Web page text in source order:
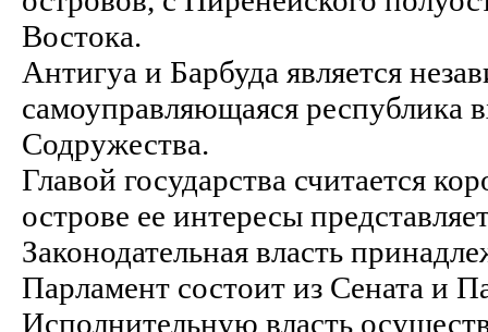
Востока.
Антигуа и Барбуда является
самоуправляющаяся республика
Содружества.
Главой государства считается
острове ее интересы
Законодательная власть
Парламент состоит из Сената и
Исполнительную власть